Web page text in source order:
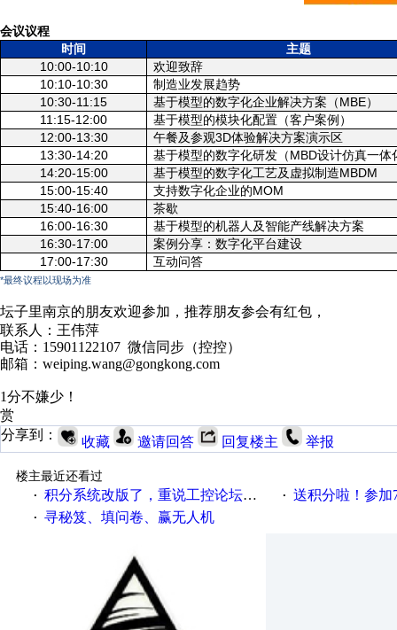
会议议程
时间
主题
10:00-10:10
欢迎致辞
10:10-10:30
制造业发展趋势
10:30-11:15
基于模型的数字化企业解决方案（MBE）
11:15-12:00
基于模型的模块化配置（客户案例）
12:00-13:30
午餐及参观3D体验解决方案演示区
13:30-14:20
基于模型的数字化研发（MBD设计仿真一体
14:20-15:00
基于模型的数字化工艺及虚拟制造MBDM
15:00-15:40
支持数字化企业的MOM
15:40-16:00
茶歇
16:00-16:30
基于模型的机器人及智能产线解决方案
16:30-17:00
案例分享：数字化平台建设
17:00-17:30
互动问答
*最终议程以现场为准
坛子里南京的朋友欢迎参加，推荐朋友参会有红包，
联系人：王伟萍
电话：15901122107 微信同步（控控）
邮箱：weiping.wang@gongkong.com
1分不嫌少！
赏
分享到：
收藏 邀请回答 回复楼主 举报
楼主最近还看过
· 积分系统改版了，重说工控论坛积分那点事儿…… · 送积分啦！参加7月6日
· 寻秘笈、填问卷、赢无人机